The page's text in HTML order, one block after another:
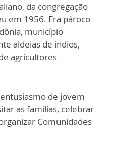
da congregação
em 1956. Era pároco
, município
aldeias de índios,
agricultores
de jovem
as famílias, celebrar
Comunidades